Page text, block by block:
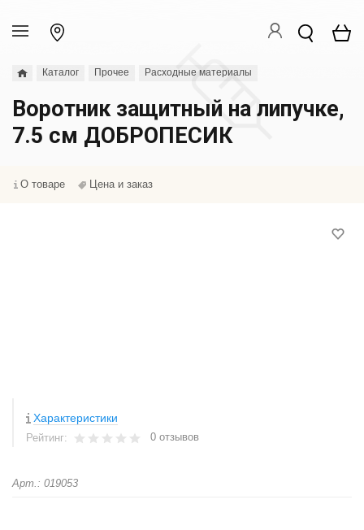
Каталог Прочее Расходные материалы
Воротник защитный на липучке,
7.5 см ДОБРОПЕСИК
О товаре Цена и заказ
Характеристики
Рейтинг: 0 отзывов
Арт.: 019053